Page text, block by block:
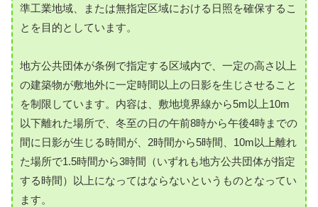
準工業地域、または無指定区域における日照を確保するこ
とを目的としています。
地方公共団体が条例で指定する区域内で、一定の高さ以上
の建築物が敷地外に一定時間以上の日影を生じさせること
を制限しています。内容は、敷地境界線から5m以上10m
以下離れた場所で、冬至の日の午前8時から午後4時までの
間に日影が生じる時間が、2時間から5時間、10m以上離れ
た場所で1.5時間から3時間（いずれも地方公共団体が指定
する時間）以上になってはならないというものとなってい
ます。